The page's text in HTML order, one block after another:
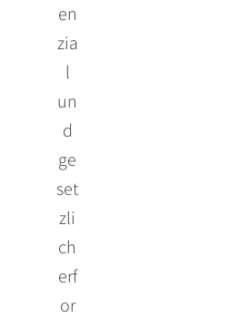
en
zia
l
un
d
ge
set
zli
ch
erf
or